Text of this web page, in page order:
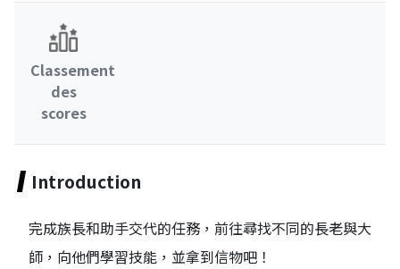
Classement
des
scores
Introduction
完成族長和助手交代的任務，前往尋找不同的長老與大
師，向他們學習技能，並拿到信物吧！